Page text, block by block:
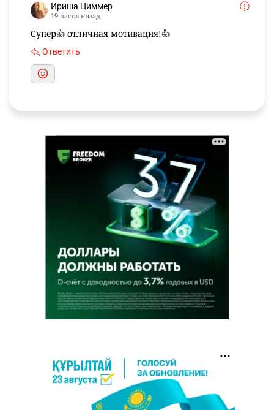
Ириша Циммер
19 часов назад
Супер👍 отличная мотивация!👍
Ответить